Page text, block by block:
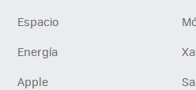
Espacio
Energía
Apple